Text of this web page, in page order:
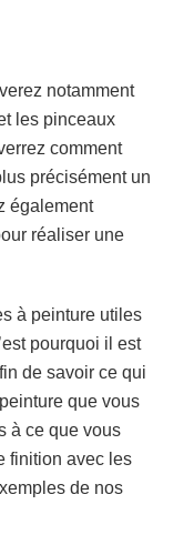
notamment
les pinceaux
comment
précisément un
également
réaliser une
à peinture utiles
pourquoi il est
de savoir ce qui
que vous
à ce que vous
finition avec les
de nos